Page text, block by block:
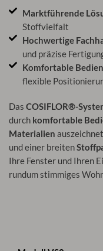
Marktführende
Stoffvielfalt
Hochwertige
und präzise
Komfortable
flexible
Das COSIFLOR®-
durch komfortable
Materialien
und einer breiten
Ihre Fenster und Ihren
rundum stimmiges